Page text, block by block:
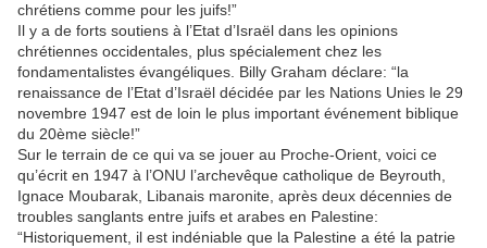
chrétiens comme pour les juifs!”
Il y a de forts soutiens à l’Etat d’Israël dans les opinions
chrétiennes occidentales, plus spécialement chez les
fondamentalistes évangéliques. Billy Graham déclare: “la
renaissance de l’Etat d’Israël décidée par les Nations Unies le 29
novembre 1947 est de loin le plus important événement biblique
du 20ème siècle!”
Sur le terrain de ce qui va se jouer au Proche-Orient, voici ce
qu’écrit en 1947 à l’ONU l’archevêque catholique de Beyrouth,
Ignace Moubarak, Libanais maronite, après deux décennies de
troubles sanglants entre juifs et arabes en Palestine:
“Historiquement, il est indéniable que la Palestine a été la patrie